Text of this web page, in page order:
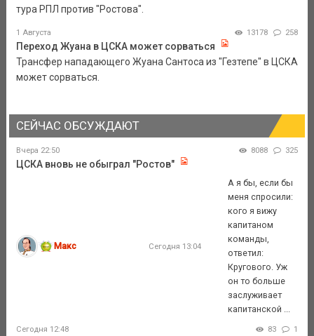
тура РПЛ против "Ростова".
1 Августа 13178 258
Переход Жуана в ЦСКА может сорваться
Трансфер нападающего Жуана Сантоса из "Гезтепе" в ЦСКА
может сорваться.
СЕЙЧАС ОБСУЖДАЮТ
Вчера 22:50 8088 325
ЦСКА вновь не обыграл "Ростов"
Макс Сегодня 13:04
А я бы, если бы
меня спросили:
кого я вижу
капитаном
команды,
ответил:
Кругового. Уж
он то больше
заслуживает
капитанской ...
Сегодня 12:48 83 1